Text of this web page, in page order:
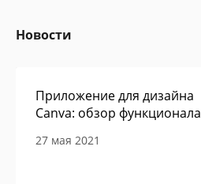
Новости
Приложение для дизайна
Canva: обзор функционала
27 мая 2021